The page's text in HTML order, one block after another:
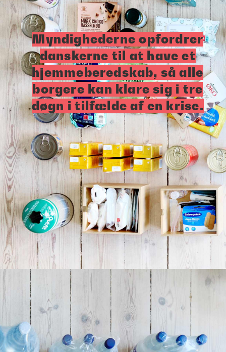
Myndighederne opfordrer
danskerne til at have et
hjemmeberedskab, så alle
borgere kan klare sig i tre
døgn i tilfælde af en krise.